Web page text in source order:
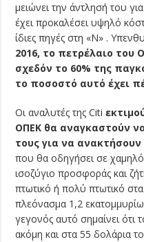
μειώνει την άντλησή του
έχει προκαλέσει υψηλό
ίδιες πηγές στη «Ν» .
2016, το πετρέλαιο
σχεδόν το 60% της
το ποσοστό αυτό έχει
Οι αναλυτές της Citi
ΟΠΕΚ θα αναγκαστούν
τους για να ανακτήσουν
που θα οδηγήσει σε
ισοζύγιο προσφοράς και
πτωτικό ή πολύ πτωτικό
πλεόνασμα 1,2
γεγονός αυτό σημαίνει
ακόμη και στα 55 δολάρια